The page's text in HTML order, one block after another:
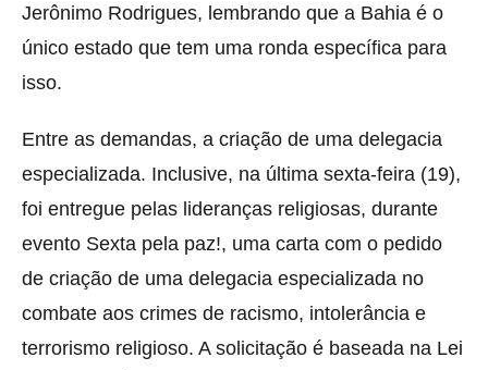
Jerônimo Rodrigues, lembrando que a Bahia é o
único estado que tem uma ronda específica para
isso.
Entre as demandas, a criação de uma delegacia
especializada. Inclusive, na última sexta-feira (19),
foi entregue pelas lideranças religiosas, durante
evento Sexta pela paz!, uma carta com o pedido
de criação de uma delegacia especializada no
combate aos crimes de racismo, intolerância e
terrorismo religioso. A solicitação é baseada na Lei